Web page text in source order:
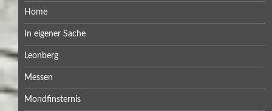
Home
In eigener Sache
Leonberg
Messen
Mondfinsternis